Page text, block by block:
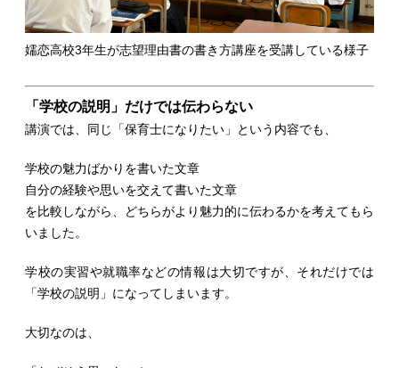
嬬恋高校3年生が志望理由書の書き方講座を受講している様子
「学校の説明」だけでは伝わらない
講演では、同じ「保育士になりたい」という内容でも、
学校の魅力ばかりを書いた文章
自分の経験や思いを交えて書いた文章
を比較しながら、どちらがより魅力的に伝わるかを考えてもら
いました。
学校の実習や就職率などの情報は大切ですが、それだけでは
「学校の説明」になってしまいます。
大切なのは、